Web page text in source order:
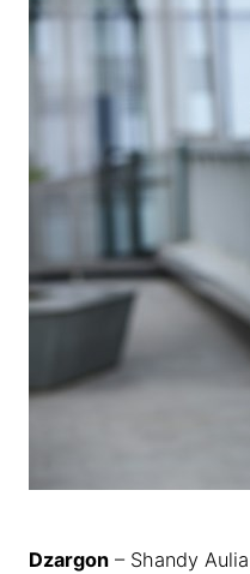
Dzargon – Shandy